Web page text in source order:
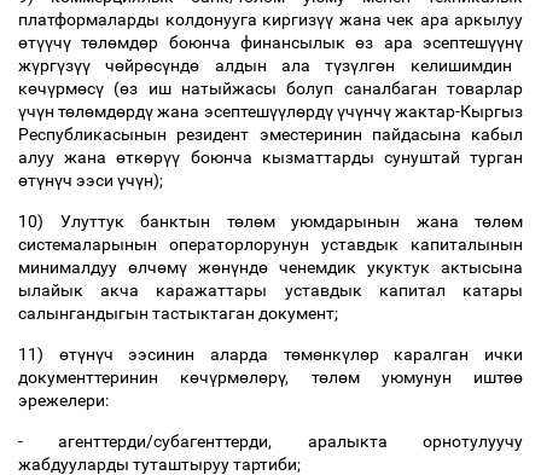
платформаларды колдонууга киргизүү жана чек ара аркылуу
өтүүчү төлөмдөр боюнча финансылыкөз ара эсептешүүнү
жүргүзүү чөйрөсүндө алдын ала түзүлгөн келишимдин
көчүрмөсү (өз иш натыйжасы болуп саналбаган товарлар
үчүн төлөмдөрдүжана эсептешүүлөрдү үчүнчүжактар-Кыргыз
Республикасынын резидент эместеринин пайдасына кабыл
алуу жанаөткөрүү боюнча кызматтарды сунуштай турган
өтүнүч ээси үчүн);
10) Улуттук банктын төлөм уюмдарынын жана төлөм
системаларынын операторлорунун уставдык капиталынын
минималдуу өлчөмү жөнүндө ченемдик укуктук актысына
ылайык акча каражаттары уставдык капитал катары
салынгандыгын тастыктаган документ;
11) өтүнүч ээсинин аларда төмөнкүлөр каралган ички
документтеринин көчүрмөлөрү, төлөм уюмунун иштөө
эрежелери:
- агенттерди/субагенттерди, аралыкта орнотулуучу
жабдууларды туташтыруу тартиби;